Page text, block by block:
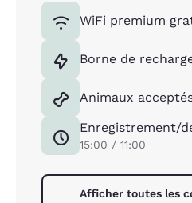
WiFi premium
Borne de
Animaux
Enregistrement/
15:00 / 11:00
Afficher toutes les